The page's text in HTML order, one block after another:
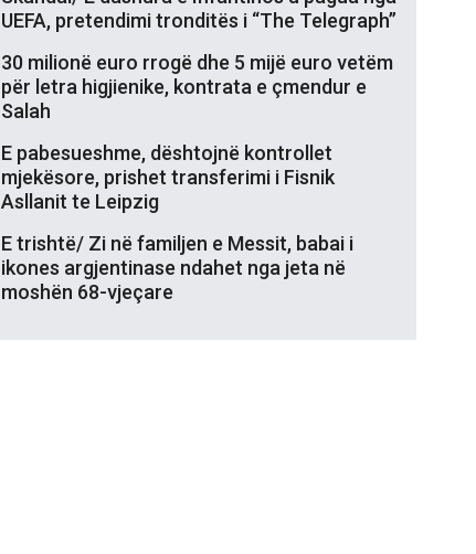
UEFA, pretendimi tronditës i “The Telegraph”
30 milionë euro rrogë dhe 5 mijë euro vetëm
për letra higjienike, kontrata e çmendur e
Salah
E pabesueshme, dështojnë kontrollet
mjekësore, prishet transferimi i Fisnik
Asllanit te Leipzig
E trishtë/ Zi në familjen e Messit, babai i
ikones argjentinase ndahet nga jeta në
moshën 68-vjeçare